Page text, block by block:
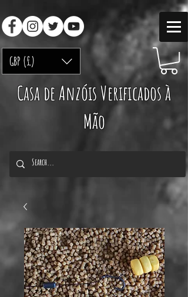
GBP (£)
Casa de Anzóis Verificados à
Mão